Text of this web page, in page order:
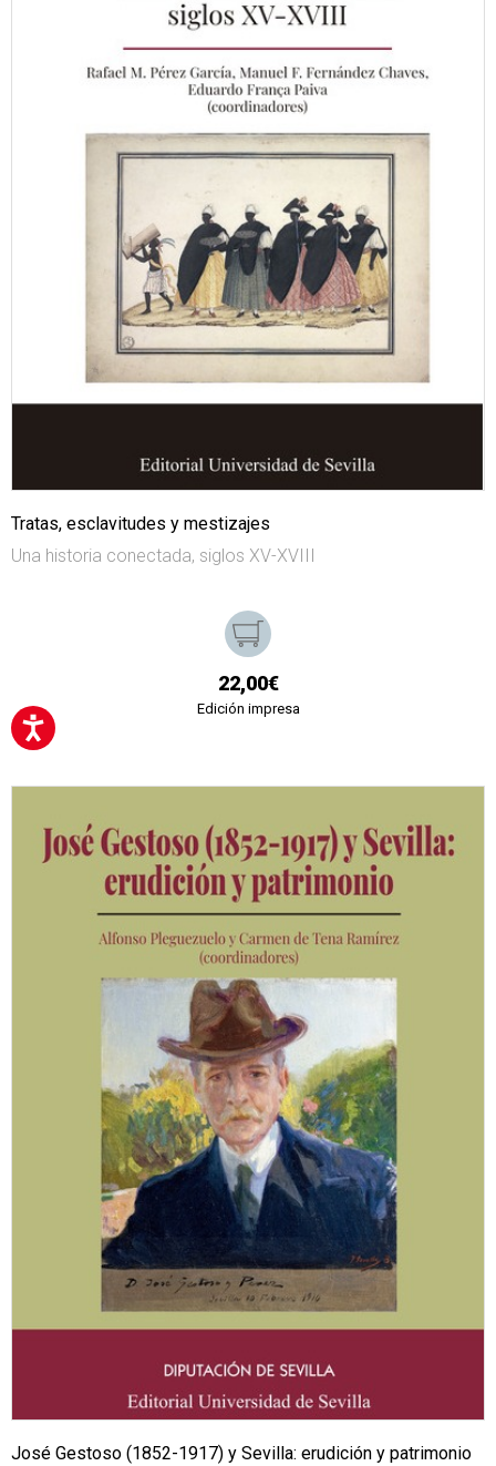
Tratas, esclavitudes y mestizajes
Una historia conectada, siglos XV-XVIII
22,00€
Edición impresa
José Gestoso (1852-1917) y Sevilla: erudición y patrimonio